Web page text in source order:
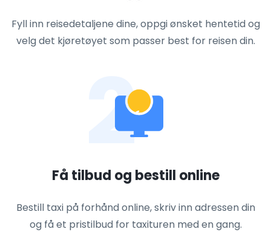
Fyll inn reisedetaljene dine, oppgi ønsket hentetid og
velg det kjøretøyet som passer best for reisen din.
2
Få tilbud og bestill online
Bestill taxi på forhånd online, skriv inn adressen din
og få et pristilbud for taxituren med en gang.